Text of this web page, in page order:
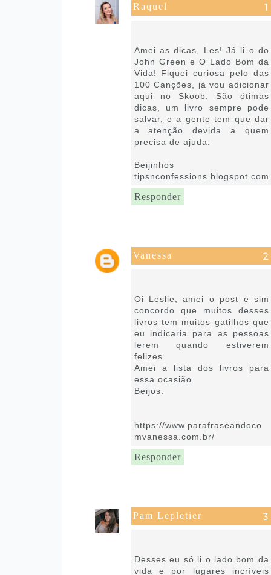
Raquel
Amei as dicas, Les! Já li o do
John Green e O Lado Bom da
Vida! Fiquei curiosa pelo das
100 Canções, já vou adicionar
aqui no Skoob. São ótimas
dicas, um livro sempre pode
salvar, e a gente tem que dar
a atenção devida a quem
precisa de ajuda.
Beijinhos
tipsnconfessions.blogspot.com
Responder
Vanessa
Oi Leslie, amei o post e sim
concordo que muitos desses
livros tem muitos gatilhos que
eu indicaria para as pessoas
lerem quando estiverem
felizes.
Amei a lista dos livros para
essa ocasião.
Beijos.
https://www.parafraseandoco
mvanessa.com.br/
Responder
Pam Lepletier
Desses eu só li o lado bom da
vida e por lugares incríveis